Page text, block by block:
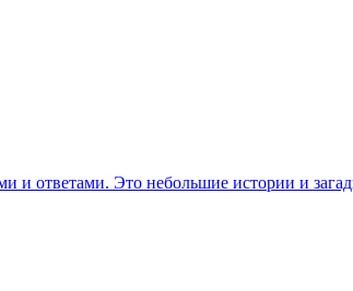
и ответами. Это небольшие истории и